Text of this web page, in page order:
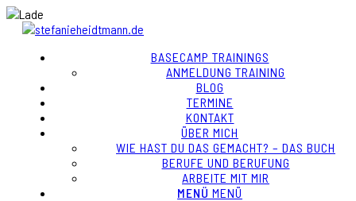
BASECAMP TRAININGS
ANMELDUNG TRAINING
BLOG
TERMINE
KONTAKT
ÜBER MICH
WIE HAST DU DAS GEMACHT? – DAS BUCH
BERUFE UND BERUFUNG
ARBEITE MIT MIR
MENÜ MENÜ